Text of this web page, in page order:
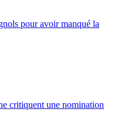
pour avoir manqué la
critiquent une nomination